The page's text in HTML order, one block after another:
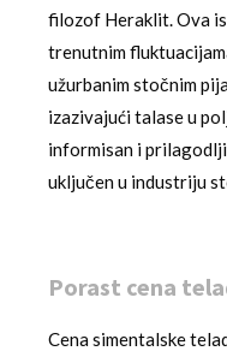
filozof Heraklit. Ova
trenutnim
užurbanim stočnim
izazivajući talase u
informisan i
uključen u industriju
Porast cena
Cena simentalske